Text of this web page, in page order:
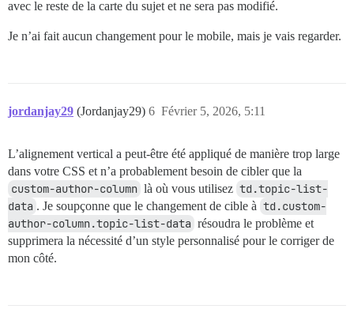
avec le reste de la carte du sujet et ne sera pas modifié.
Je n’ai fait aucun changement pour le mobile, mais je vais regarder.
jordanjay29 (Jordanjay29) Février 5, 2026, 5:11
6
L’alignement vertical a peut-être été appliqué de manière trop large
dans votre CSS et n’a probablement besoin de cibler que la
custom-author-column là où vous utilisez td.topic-list-
data . Je soupçonne que le changement de cible à td.custom-
author-column.topic-list-data résoudra le problème et
supprimera la nécessité d’un style personnalisé pour le corriger de
mon côté.